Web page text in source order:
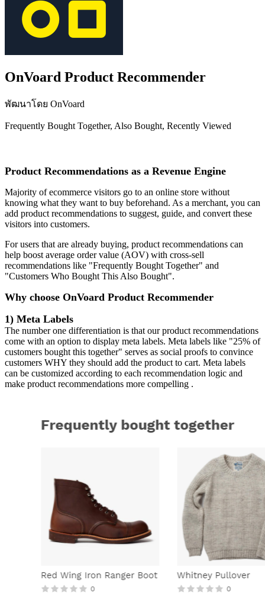
OnVoard Product Recommender
พัฒนาโดย OnVoard
Frequently Bought Together, Also Bought, Recently Viewed
Product Recommendations as a Revenue Engine
Majority of ecommerce visitors go to an online store without
knowing what they want to buy beforehand. As a merchant, you can
add product recommendations to suggest, guide, and convert these
visitors into customers.
For users that are already buying, product recommendations can
help boost average order value (AOV) with cross-sell
recommendations like "Frequently Bought Together" and
"Customers Who Bought This Also Bought".
Why choose OnVoard Product Recommender
1) Meta Labels
The number one differentiation is that our product recommendations
come with an option to display meta labels. Meta labels like "25% of
customers bought this together" serves as social proofs to convince
customers WHY they should add the product to cart. Meta labels
can be customized according to each recommendation logic and
make product recommendations more compelling .